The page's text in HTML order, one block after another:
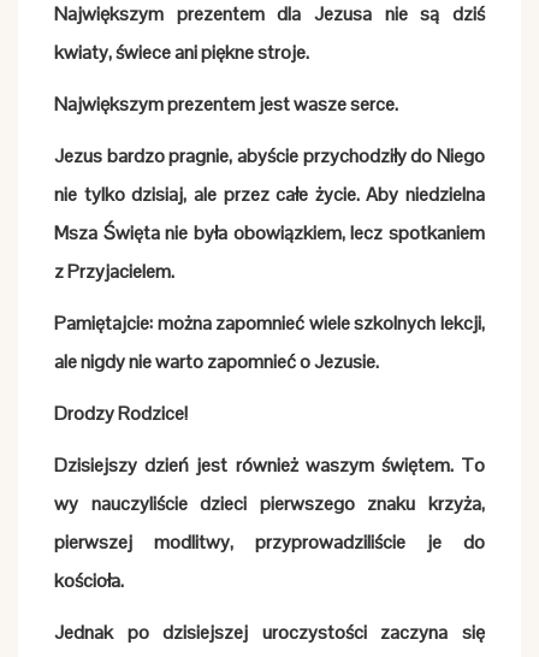
Największym prezentem dla Jezusa nie są dziś
kwiaty, świece ani piękne stroje.
Największym prezentem jest wasze serce.
Jezus bardzo pragnie, abyście przychodziły do Niego
nie tylko dzisiaj, ale przez całe życie. Aby niedzielna
Msza Święta nie była obowiązkiem, lecz spotkaniem
z Przyjacielem.
Pamiętajcie: można zapomnieć wiele szkolnych lekcji,
ale nigdy nie warto zapomnieć o Jezusie.
Drodzy Rodzice!
Dzisiejszy dzień jest również waszym świętem. To
wy nauczyliście dzieci pierwszego znaku krzyża,
pierwszej modlitwy, przyprowadziliście je do
kościoła.
Jednak po dzisiejszej uroczystości zaczyna się